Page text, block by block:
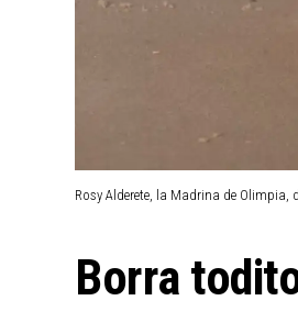
Rosy Alderete, la Madrina de
Borra